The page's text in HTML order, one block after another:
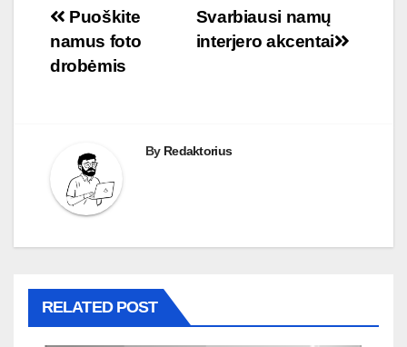
Navigacija
tarp
Svarbiausi namų
interjero akcentai
Puoškite
namus foto
drobėmis
By Redaktorius
RELATED POST